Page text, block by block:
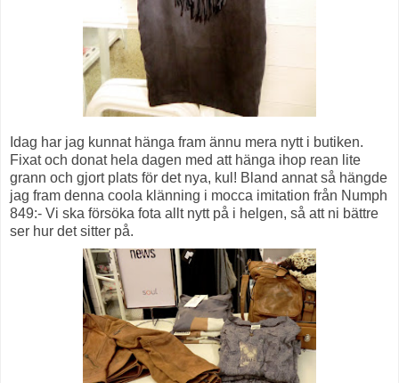
Idag har jag kunnat hänga fram ännu mera nytt i butiken.
Fixat och donat hela dagen med att hänga ihop rean lite
grann och gjort plats för det nya, kul! Bland annat så hängde
jag fram denna coola klänning i mocca imitation från Numph
849:- Vi ska försöka fota allt nytt på i helgen, så att ni bättre
ser hur det sitter på.